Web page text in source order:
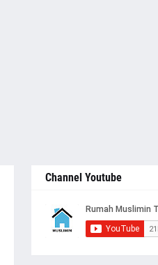
Channel Youtube